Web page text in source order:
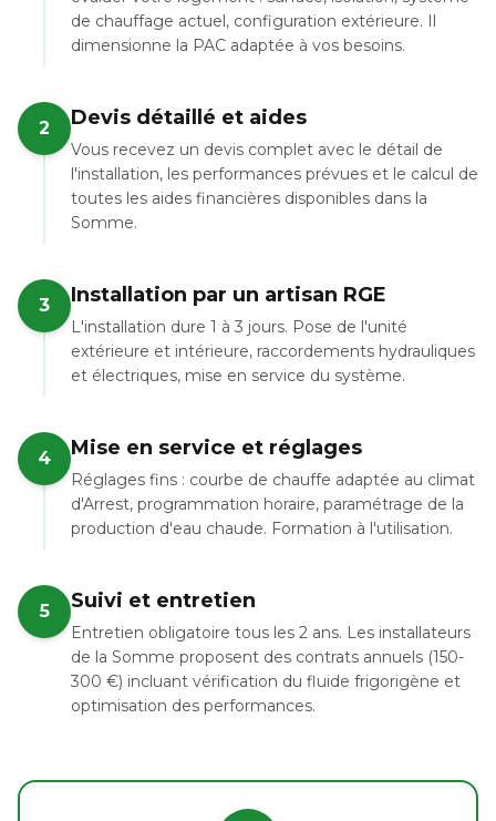
de chauffage actuel, configuration extérieure. Il
dimensionne la PAC adaptée à vos besoins.
2 Devis détaillé et aides
Vous recevez un devis complet avec le détail de
l'installation, les performances prévues et le calcul de
toutes les aides financières disponibles dans la
Somme.
3 Installation par un artisan RGE
L'installation dure 1 à 3 jours. Pose de l'unité
extérieure et intérieure, raccordements hydrauliques
et électriques, mise en service du système.
4 Mise en service et réglages
Réglages fins : courbe de chauffe adaptée au climat
d'Arrest, programmation horaire, paramétrage de la
production d'eau chaude. Formation à l'utilisation.
5 Suivi et entretien
Entretien obligatoire tous les 2 ans. Les installateurs
de la Somme proposent des contrats annuels (150-
300 €) incluant vérification du fluide frigorigène et
optimisation des performances.